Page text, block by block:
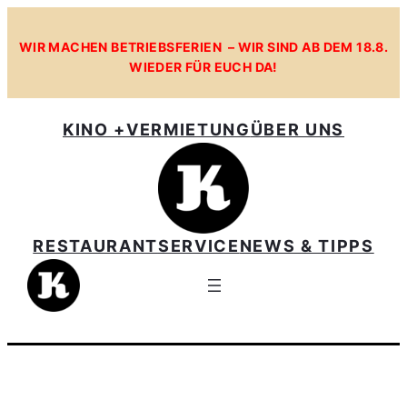
Inhalt
WIR MACHEN BETRIEBSFERIEN – WIR SIND AB DEM 18.8.
WIEDER FÜR EUCH DA!
KINO +VERMIETUNGÜBER UNS
RESTAURANTSERVICENEWS & TIPPS